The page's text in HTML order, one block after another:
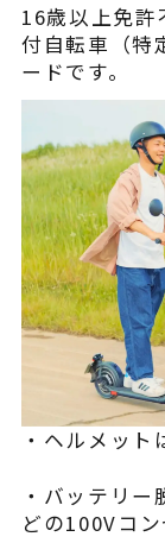
16歳以上免許
付自転車（特
ードです。
・ヘルメット
・バッテリ
どの100Vコ